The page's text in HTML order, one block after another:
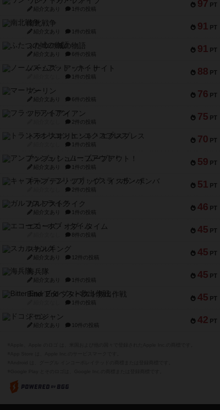
97 PT
紹介文あり 1件の投稿
91 PT
南北戦争
紹介文あり 1件の投稿
91 PT
ふたつの城の物語
紹介文あり 6件の投稿
88 PT
ノームズ・アット・ナイト
1件の投稿
76 PT
マーリン
紹介文あり 6件の投稿
75 PT
フラットアイアン
2件の投稿
70 PT
トランスオリエント・エクスプレス
1件の投稿
59 PT
アンブッシュ！：ムーブアウト！
紹介文あり 1件の投稿
51 PT
キャプテン・フリップ：イスラ・ボンバ
2件の投稿
46 PT
ガルフストライク
紹介文あり 1件の投稿
45 PT
エコーズ・オブ・タイム
8件の投稿
45 PT
スカルキング
紹介文あり 12件の投稿
45 PT
海兵隊
紹介文あり 1件の投稿
45 PT
Bitter End ブタペスト救出作戦
1件の投稿
42 PT
ドコジャン
紹介文あり 10件の投稿